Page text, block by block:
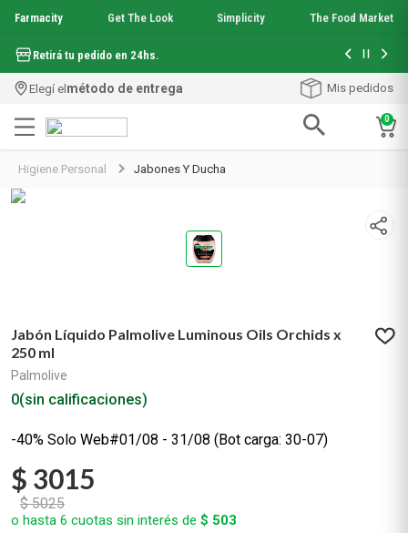
Farmacity Get The Look Simplicity The Food Market
Retirá tu pedido en 24hs. Hasta 6
Elegí elmétodo de entrega Mis pedidos
0
Higiene Personal Jabones Y Ducha
Jabón Líquido Palmolive Luminous Oils Orchids x
250 ml
Palmolive
0(sin calificaciones)
-40% Solo Web
$ 3015
$ 5025
o hasta 6 cuotas sin interés de $ 503
2.
8.protector solar
9. serum elvive
10.nyx